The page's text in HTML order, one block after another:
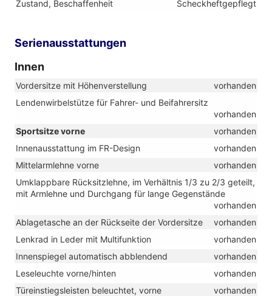
Zustand, Beschaffenheit
Scheckheftgepflegt
Serienausstattungen
Innen
Vordersitze mit Höhenverstellung
vorhanden
Lendenwirbelstütze für Fahrer- und Beifahrersitz
vorhanden
Sportsitze vorne
vorhanden
Innenausstattung im FR-Design
vorhanden
Mittelarmlehne vorne
vorhanden
Umklappbare Rücksitzlehne, im Verhältnis 1/3 zu 2/3 geteilt,
mit Armlehne und Durchgang für lange Gegenstände
vorhanden
Ablagetasche an der Rückseite der Vordersitze
vorhanden
Lenkrad in Leder mit Multifunktion
vorhanden
Innenspiegel automatisch abblendend
vorhanden
Leseleuchte vorne/hinten
vorhanden
Türeinstiegsleisten beleuchtet, vorne
vorhanden